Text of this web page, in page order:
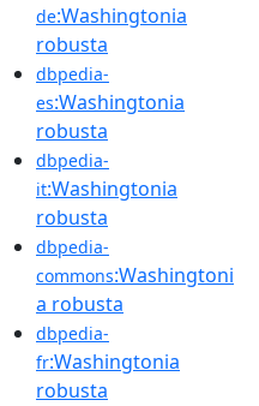
de:Washingtonia
robusta
dbpedia-
es:Washingtonia
robusta
dbpedia-
it:Washingtonia
robusta
dbpedia-
commons:Washingtoni
a robusta
dbpedia-
fr:Washingtonia
robusta